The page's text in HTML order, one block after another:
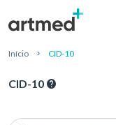
Início CID-10
CID-10